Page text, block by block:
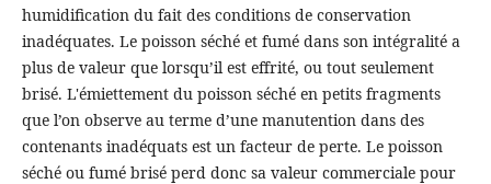
humidification du fait des conditions de conservation
inadéquates. Le poisson séché et fumé dans son intégralité a
plus de valeur que lorsqu’il est effrité, ou tout seulement
brisé. L'émiettement du poisson séché en petits fragments
que l’on observe au terme d’une manutention dans des
contenants inadéquats est un facteur de perte. Le poisson
séché ou fumé brisé perd donc sa valeur commerciale pour